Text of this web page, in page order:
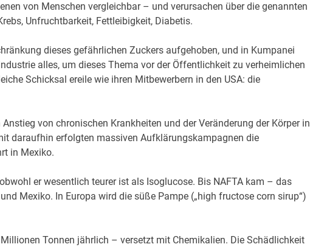
von Menschen vergleichbar – und verursachen über die genannten
Unfruchtbarkeit, Fettleibigkeit, Diabetis.
dieses gefährlichen Zuckers aufgehoben, und in Kumpanei
alles, um dieses Thema vor der Öffentlichkeit zu verheimlichen
Schicksal ereile wie ihren Mitbewerbern in den USA: die
von chronischen Krankheiten und der Veränderung der Körper in
daraufhin erfolgten massiven Aufklärungskampagnen die
in Mexiko.
er wesentlich teurer ist als Isoglucose. Bis NAFTA kam – das
Mexiko. In Europa wird die süße Pampe („high fructose corn sirup“)
Tonnen jährlich – versetzt mit Chemikalien. Die Schädlichkeit